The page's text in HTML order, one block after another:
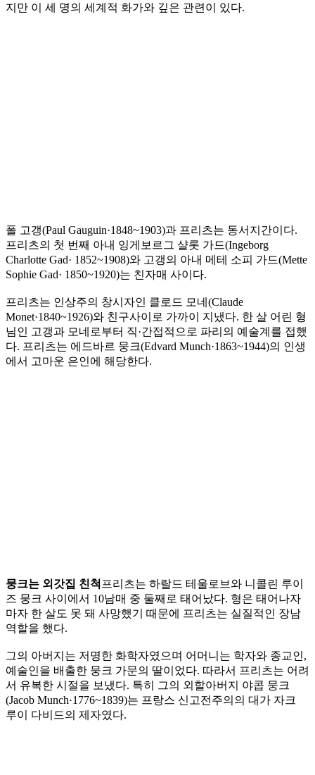
지만 이 세 명의 세계적 화가와 깊은 관련이 있다.
폴 고갱(Paul Gauguin·1848~1903)과 프리츠는 동서지간이다.
프리츠의 첫 번째 아내 잉게보르그 샬롯 가드(Ingeborg
Charlotte Gad· 1852~1908)와 고갱의 아내 메테 소피 가드(Mette
Sophie Gad· 1850~1920)는 친자매 사이다.
프리츠는 인상주의 창시자인 클로드 모네(Claude
Monet·1840~1926)와 친구사이로 가까이 지냈다. 한 살 어린 형
님인 고갱과 모네로부터 직·간접적으로 파리의 예술계를 접했
다. 프리츠는 에드바르 뭉크(Edvard Munch·1863~1944)의 인생
에서 고마운 은인에 해당한다.
뭉크는 외갓집 친척 프리츠는 하랄드 테울로브와 니콜린 루이
즈 뭉크 사이에서 10남매 중 둘째로 태어났다. 형은 태어나자
마자 한 살도 못 돼 사망했기 때문에 프리츠는 실질적인 장남
역할을 했다.
그의 아버지는 저명한 화학자였으며 어머니는 학자와 종교인,
예술인을 배출한 뭉크 가문의 딸이었다. 따라서 프리츠는 어려
서 유복한 시절을 보냈다. 특히 그의 외할아버지 야콥 뭉크
(Jacob Munch·1776~1839)는 프랑스 신고전주의의 대가 자크
루이 다비드의 제자였다.